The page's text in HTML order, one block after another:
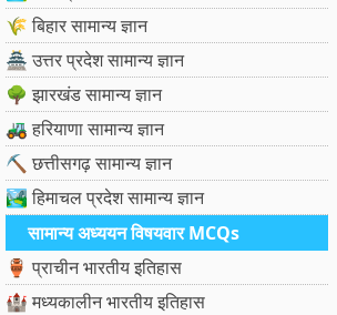
🌾 बिहार सामान्य ज्ञान
🏯 उत्तर प्रदेश सामान्य ज्ञान
🌳 झारखंड सामान्य ज्ञान
🚜 हरियाणा सामान्य ज्ञान
⛏️ छत्तीसगढ़ सामान्य ज्ञान
🏞️ हिमाचल प्रदेश सामान्य ज्ञान
सामान्य अध्ययन विषयवार MCQs
🏺 प्राचीन भारतीय इतिहास
🏰 मध्यकालीन भारतीय इतिहास